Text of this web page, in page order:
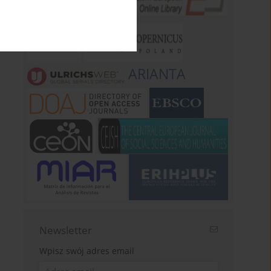
ARIANTA
Newsletter
Wpisz swój adres email